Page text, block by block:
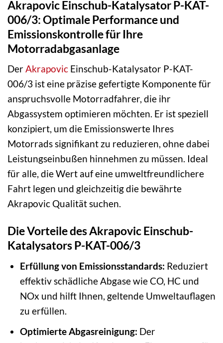
Akrapovic Einschub-Katalysator P-KAT-
006/3: Optimale Performance und
Emissionskontrolle für Ihre
Motorradabgasanlage
DerAkrapovic Einschub-Katalysator P-KAT-
006/3 ist eine präzise gefertigte Komponente für
anspruchsvolle Motorradfahrer, die ihr
Abgassystem optimieren möchten. Er ist speziell
konzipiert, um die Emissionswerte Ihres
Motorrads signifikant zu reduzieren, ohne dabei
Leistungseinbußen hinnehmen zu müssen. Ideal
für alle, die Wert auf eine umweltfreundlichere
Fahrt legen und gleichzeitig die bewährte
Akrapovic Qualität suchen.
Die Vorteile des Akrapovic Einschub-
Katalysators P-KAT-006/3
Erfüllung von Emissionsstandards: Reduziert
effektiv schädliche Abgase wie CO, HC und
NOx und hilft Ihnen, geltende Umweltauflagen
zu erfüllen.
Optimierte Abgasreinigung: Der